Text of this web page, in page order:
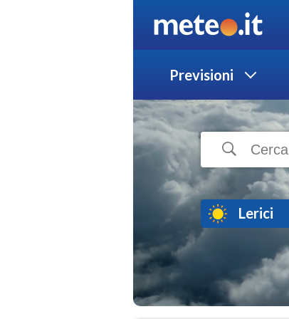
Previsioni
Lerici